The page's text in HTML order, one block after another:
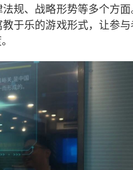
规、战略形势等多个方
于乐的游戏形式，让参